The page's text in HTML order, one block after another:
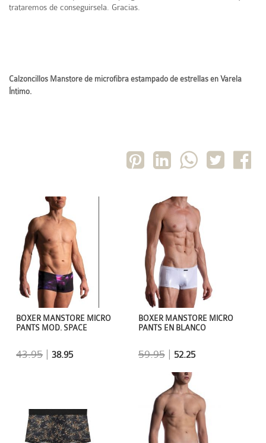
trataremos de conseguirsela. Gracias.
Calzoncillos Manstore de microfibra estampado de estrellas en Varela
Íntimo.
BOXER MANSTORE MICRO
PANTS EN BLANCO
59.95| 52.25
BOXER MANSTORE MICRO
PANTS MOD. SPACE
43.95 |38.95